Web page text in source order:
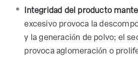
Integridad del producto
excesivo provoca la
y la generación de polvo; el
provoca aglomeración o